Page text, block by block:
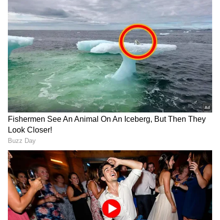
கிழமை : வெள்ளிக்கிழமை.
நாள் : மேல்நோக்கு நாள்
பிறை : தேய்பிறை
DOWNLOAD APP